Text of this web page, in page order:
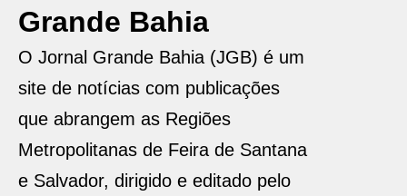
Grande Bahia
O Jornal Grande Bahia (JGB) é um
site de notícias com publicações
que abrangem as Regiões
Metropolitanas de Feira de Santana
e Salvador, dirigido e editado pelo